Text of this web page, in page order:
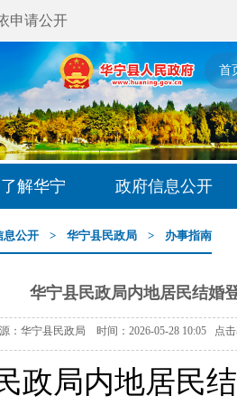
申请公开
首
了解华宁 政府信息公开
息公开 > 华宁县民政局 > 办事指南
华宁县民政局内地居民结婚
：华宁县民政局 时间：2026-05-28 10:05 点
政局内地居民